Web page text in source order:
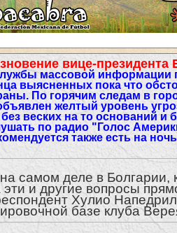
вице-президента
массовой
выясненных пока что
По горячим следам в
желтый уровень
веских на то оснований и
по радио "Голос
также есть на
самом деле в Болгарии,
и другие вопросы
Хулио
базе клуба